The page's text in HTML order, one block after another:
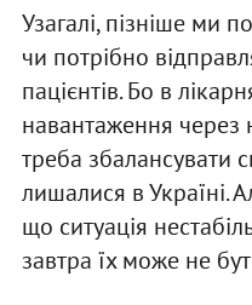
Узагалі, пізніше ми
чи потрібно
пацієнтів. Бо в
навантаження через
треба збалансувати
лишалися в Україні.
що ситуація
завтра їх може не